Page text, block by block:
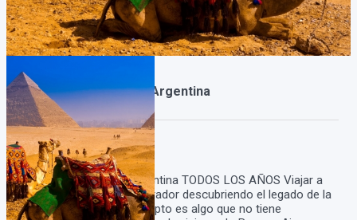
Viajes a Egipto desde Argentina
Duración:
8Días7Noches
Viaje a Egipto desde Argentina TODOS LOS AÑOS Viajar a
Egipto y sentirte un explorador descubriendo el legado de la
civilizacion del antiguo Egipto es algo que no tiene